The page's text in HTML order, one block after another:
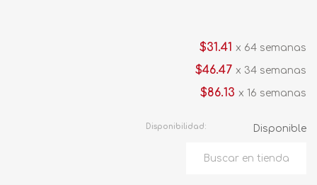
$31.41 x 64 semanas
$46.47 x 34 semanas
$86.13 x 16 semanas
Disponibilidad: Disponible